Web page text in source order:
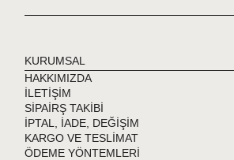
KURUMSAL
HAKKIMIZDA
İLETİŞİM
SİPAİRŞ TAKİBİ
İPTAL, İADE, DEĞİŞİM
KARGO VE TESLİMAT
ÖDEME YÖNTEMLERİ